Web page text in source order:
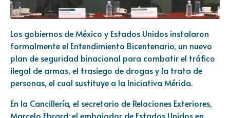
Los gobiernos de México y Estados Unidos instalaron
formalmente el Entendimiento Bicentenario, un nuevo
plan de seguridad binacional para combatir el tráfico
ilegal de armas, el trasiego de drogas y la trata de
personas, el cual sustituye a la Iniciativa Mérida.
En la Cancillería, el secretario de Relaciones Exteriores,
Marcelo Ebrard; el embajador de Estados Unidos en